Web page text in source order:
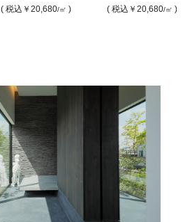
( 税込 ￥20,680/㎡ ) ( 税込 ￥20,680/㎡ )